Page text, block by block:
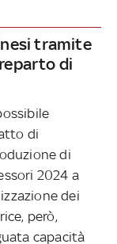
tramite
di
di
di
2024 a
dei
però,
capacità